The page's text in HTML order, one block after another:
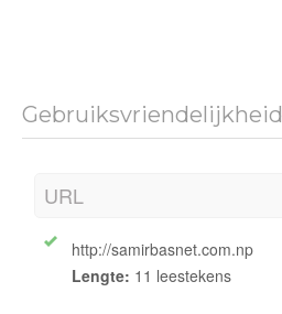
Gebruiksvriendelijkheid
URL
http://samirbasnet.com.np
Lengte: 11 leestekens